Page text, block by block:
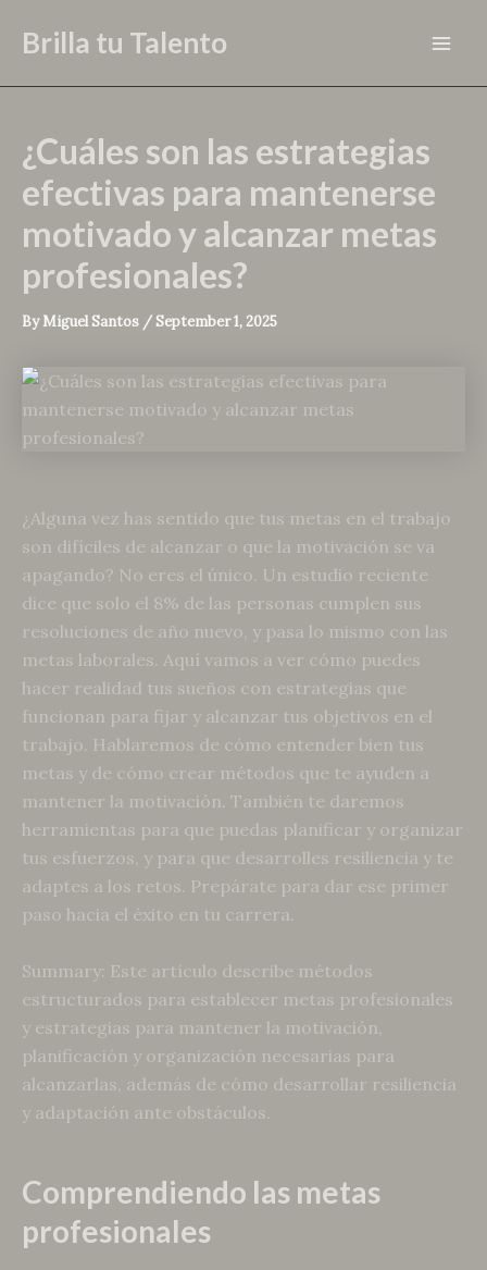
Brilla tu Talento
¿Cuáles son las estrategias
efectivas para mantenerse
motivado y alcanzar metas
profesionales?
ByMiguel Santos / September 1, 2025
¿Alguna vez has sentido que tus metas en el trabajo
son difíciles de alcanzar o que la motivación se va
apagando? No eres el único. Un estudio reciente
dice que solo el 8% de las personas cumplen sus
resoluciones de año nuevo, y pasa lo mismo con las
metas laborales. Aquí vamos a ver cómo puedes
hacer realidad tus sueños con estrategias que
funcionan para fijar y alcanzar tus objetivos en el
trabajo. Hablaremos de cómo entender bien tus
metas y de cómo crear métodos que te ayuden a
mantener la motivación. También te daremos
herramientas para que puedas planificar y organizar
tus esfuerzos, y para que desarrolles resiliencia y te
adaptes a los retos. Prepárate para dar ese primer
paso hacia el éxito en tu carrera.
Summary: Este artículo describe métodos
estructurados para establecer metas profesionales
y estrategias para mantener la motivación,
planificación y organización necesarias para
alcanzarlas, además de cómo desarrollar resiliencia
y adaptación ante obstáculos.
Comprendiendo las metas
profesionales